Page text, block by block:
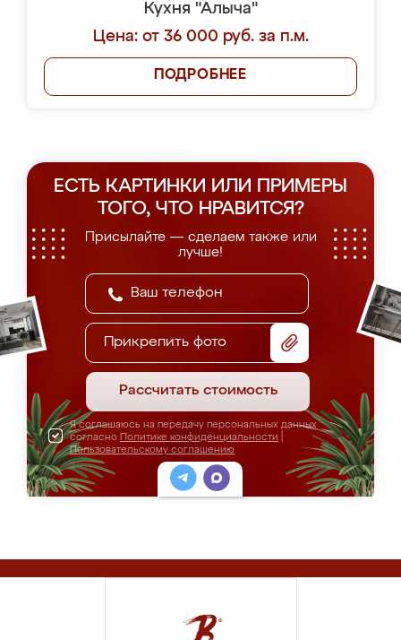
Кухня "Алыча"
Цена: от 36 000 руб. за п.м.
ПОДРОБНЕЕ
ЕСТЬ КАРТИНКИ ИЛИ ПРИМЕРЫ
ТОГО, ЧТО НРАВИТСЯ?
Присылайте — сделаем также или
лучше!
Прикрепить фото
Рассчитать стоимость
Я соглашаюсь на передачу персональных данных
согласно Политике конфиденциальности
Пользовательскому соглашению